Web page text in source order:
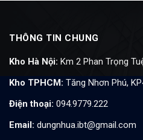
THÔNG TIN CHUNG
Kho Hà Nội: Km 2 Phan Trọng
Kho TPHCM: Tăng Nhơn Phú,
Điện thoại: 094.9779.222
Email: dungnhua.ibt@gmail.com